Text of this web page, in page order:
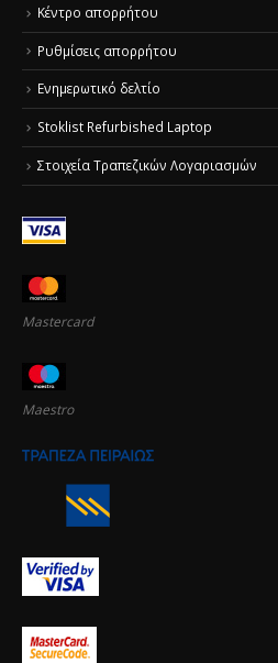
Κέντρο απορρήτου
Ρυθμίσεις απορρήτου
Ενημερωτικό δελτίο
Stoklist Refurbished Laptop
Στοιχεία Τραπεζικών Λογαριασμών
Mastercard
Maestro